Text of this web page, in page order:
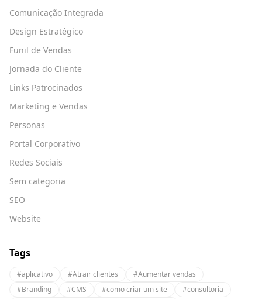
Comunicação Integrada
Design Estratégico
Funil de Vendas
Jornada do Cliente
Links Patrocinados
Marketing e Vendas
Personas
Portal Corporativo
Redes Sociais
Sem categoria
SEO
Website
Tags
#aplicativo #Atrair clientes
#Aumentar vendas
#Branding
#CMS #como criar um site
#consultoria